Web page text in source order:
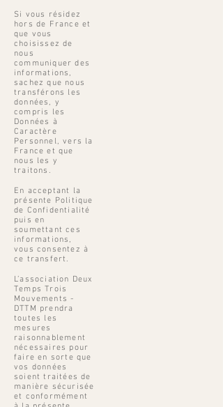
Si vous résidez
hors de France et
que vous
choisissez de
nous
communiquer des
informations,
sachez que nous
transférons les
données, y
compris les
Données à
Caractère
Personnel, vers la
France et que
nous les y
traitons.
En acceptant la
présente Politique
de Confidentialité
puis en
soumettant ces
informations,
vous consentez à
ce transfert.
L’association Deux
Temps Trois
Mouvements -
DTTM prendra
toutes les
mesures
raisonnablement
nécessaires pour
faire en sorte que
vos données
soient traitées de
manière sécurisée
et conformément